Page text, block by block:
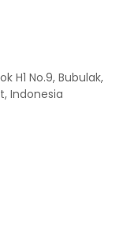
H1 No.9, Bubulak,
Indonesia